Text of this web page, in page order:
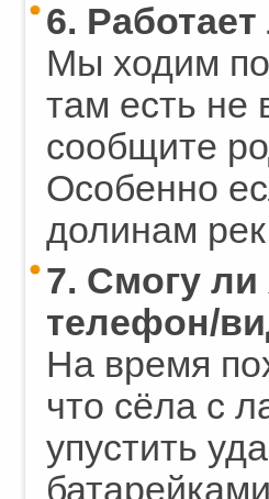
6.
Мы ходим
там есть не
сообщите
Особенно
долинам
7. Смогу
телефон/
На время
что сёла с
упустить